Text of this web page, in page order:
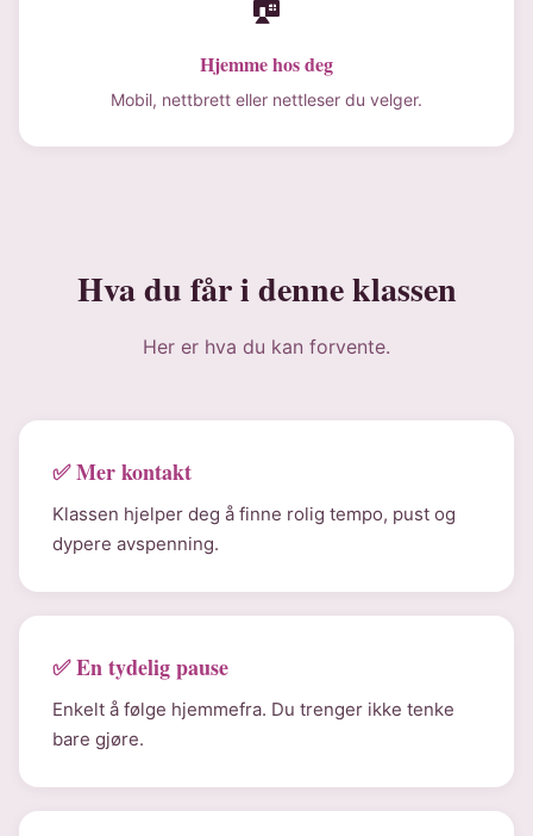
Hjemme hos deg
Mobil, nettbrett eller nettleser du velger.
Hva du får i denne klassen
Her er hva du kan forvente.
✅ Mer kontakt
Klassen hjelper deg å finne rolig tempo, pust og
dypere avspenning.
✅ En tydelig pause
Enkelt å følge hjemmefra. Du trenger ikke tenke
bare gjøre.